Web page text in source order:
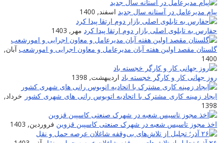
پیام مدیرعامل در آستانه سال جدید اسفند, 1400
حفارس به تابلوی اصلی بازار دوم ارتقا پیدا کرد مهر, 1403
گلستان مقصد اولین هفته آبان مدیرعامل و معاون اجرایی و امورشعب آبان,
1400
روز جهانی کار و کارگر خجسته باد اردیبهشت, 1398
ایجاد زمینه کارى مشترک با اتحادیه اتوبوس رانى هاى شهرى کشور خرداد,
1398
اخذ مجوز تاسیس شعبه در شهرک صنعتی کاسپین قزوین فروردین, 1403